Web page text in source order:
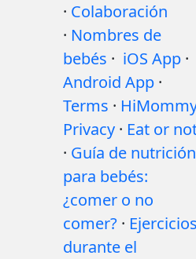
· Colaboración
· Nombres de
bebés · iOS App ·
Android App ·
Terms ·
Privacy · Eat or
· Guía de nutrición
para bebés:
¿comer o no
comer? · Ejercicios
durante el